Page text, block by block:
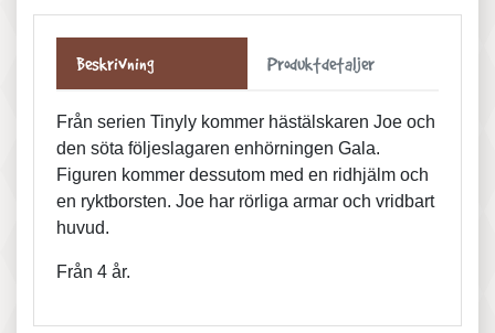
Beskrivning Produktdetaljer
Från serien Tinyly kommer hästälskaren Joe och
den söta följeslagaren enhörningen Gala.
Figuren kommer dessutom med en ridhjälm och
en ryktborsten. Joe har rörliga armar och vridbart
huvud.
Från 4 år.